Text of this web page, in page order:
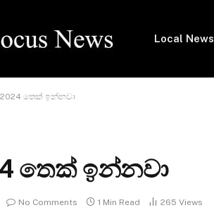
Local News
තෙක් ඉන්නවා
තෙක් ඉන්නවා
No Comments 1 Min Read 265 Views